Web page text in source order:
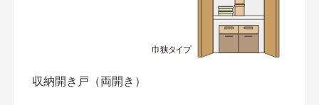
収納開き戸（両開き）